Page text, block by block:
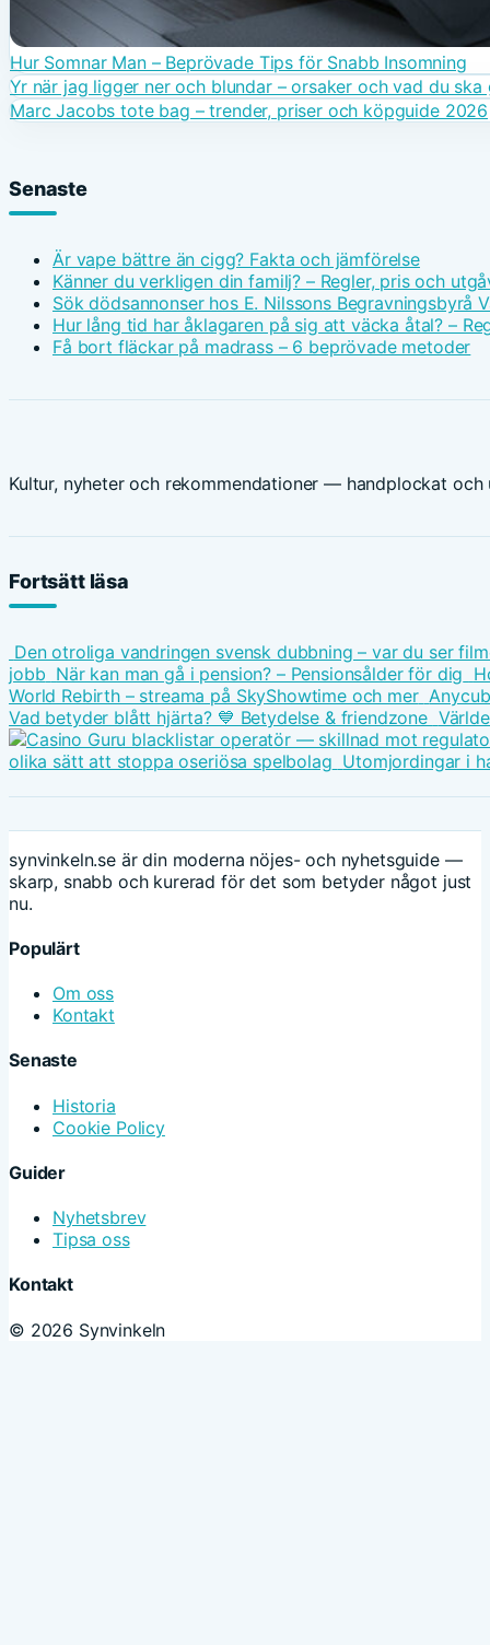
Hur Somnar Man – Beprövade Tips för Snabb Insomning
Yr när jag ligger ner och blundar – orsaker och vad du ska
Marc Jacobs tote bag – trender, priser och köpguide 2026
Senaste
Är vape bättre än cigg? Fakta och jämförelse
Känner du verkligen din familj? – Regler, pris och
Sök dödsannonser hos E. Nilssons Begravningsbyrå
Hur lång tid har åklagaren på sig att väcka åtal? –
Få bort fläckar på madrass – 6 beprövade metoder
Kultur, nyheter och rekommendationer — handplockat
Fortsätt läsa
Den otroliga vandringen svensk dubbning – var du ser
jobb När kan man gå i pension? – Pensionsålder för dig
World Rebirth – streama på SkyShowtime och mer
Vad betyder blått hjärta? 💙 Betydelse & friendzone
olika sätt att stoppa oseriösa spelbolag Utomjordingar i
synvinkeln.se är din moderna nöjes- och nyhetsguide —
skarp, snabb och kurerad för det som betyder något just
nu.
Populärt
Om oss
Kontakt
Senaste
Historia
Cookie Policy
Guider
Nyhetsbrev
Tipsa oss
Kontakt
© 2026 Synvinkeln